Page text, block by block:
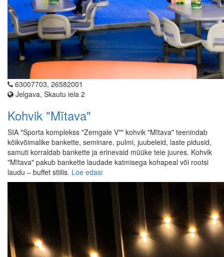
63007703, 26582001
Jelgava, Skautu iela 2
Kohvik "Mītava"
SIA "Sporta komplekss "Zemgale V"" kohvik "Mītava" teenindab
kõikvõimalike bankette, seminare, pulmi, juubeleid, laste pidusid,
samuti korraldab bankette ja erinevaid müüke teie juures. Kohvik
"Mītava" pakub bankette laudade katmisega kohapeal või rootsi
laudu – buffet stiilis. Loe edasi